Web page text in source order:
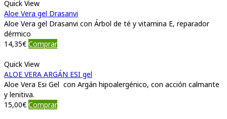
Quick View
Aloe Vera gel Drasanvi
Aloe Vera gel Drasanvi con Árbol de té y vitamina E, reparador
dérmico
14,35€ Comprar
Quick View
ALOE VERA ARGÁN ESI gel
Aloe Vera Esi Gel con Argán hipoalergénico, con acción calmante
y lenitiva.
15,00€ Comprar